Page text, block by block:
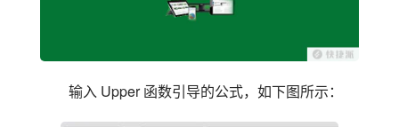
输入 Upper 函数引导的公式，如下图所示：